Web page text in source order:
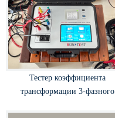
Тестер коэффициента
трансформации 3-фазного